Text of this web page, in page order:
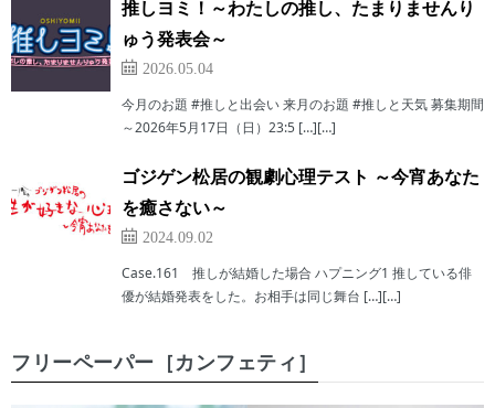
推しヨミ！～わたしの推し、たまりませんり
ゅう発表会～
2026.05.04
今月のお題 #推しと出会い 来月のお題 #推しと天気 募集期間
～2026年5月17日（日）23:5 […][…]
ゴジゲン松居の観劇心理テスト ～今宵あなた
を癒さない～
2024.09.02
Case.161 推しが結婚した場合 ハプニング1 推している俳
優が結婚発表をした。お相手は同じ舞台 […][…]
フリーペーパー［カンフェティ］